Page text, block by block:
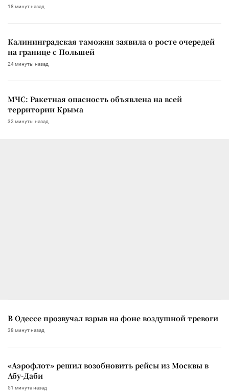
18 минут назад
Калининградская таможня заявила о росте очередей
на границе с Польшей
24 минуты назад
МЧС: Ракетная опасность объявлена на всей
территории Крыма
32 минуты назад
В Одессе прозвучал взрыв на фоне воздушной тревоги
38 минут назад
«Аэрофлот» решил возобновить рейсы из Москвы в
Абу-Даби
51 минута назад